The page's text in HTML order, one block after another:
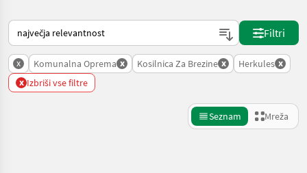
Tako je razvrščeno na Landwirt.com
Filtri
x Komunalna Oprema x Kosilnica Za Brezine x Herkules x
x Izbriši vse filtre
Seznam Mreža